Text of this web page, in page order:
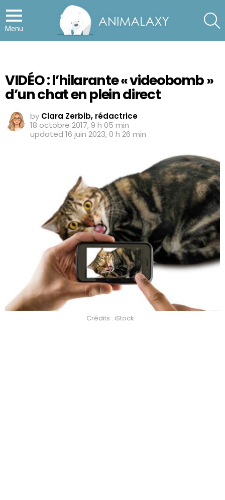
Menu
VIDÉO : l’hilarante « videobomb »
d’un chat en plein direct
by Clara Zerbib, rédactrice
18 octobre 2017, 9 h 05 min
updated 16 juin 2023, 0 h 26 min
Crédits : iStock